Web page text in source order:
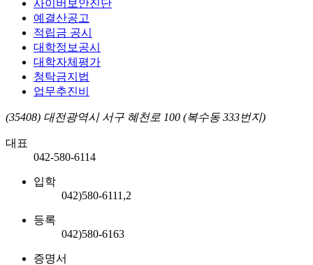
사이버보안진단
예결산공고
적립금 공시
대학정보공시
대학자체평가
청탁금지법
업무추진비
(35408) 대전광역시 서구 혜천로 100 (복수동 333번지)
대표
042-580-6114
입학
042)580-6111,2
등록
042)580-6163
증명서